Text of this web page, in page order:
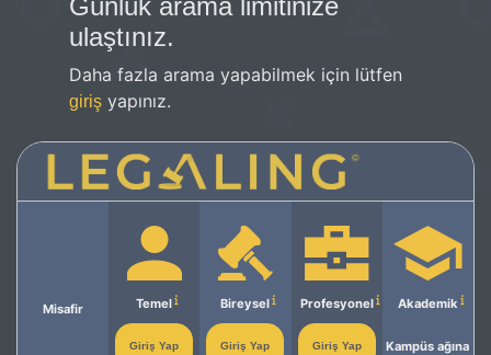
Günlük arama limitinize
ulaştınız.
Daha fazla arama yapabilmek için lütfen
giriş yapınız.
Misafir Temel
Giriş Yap
Bireysel
Giriş Yap
Profesyonel
Giriş Yap
Akademik
Kampüs ağına